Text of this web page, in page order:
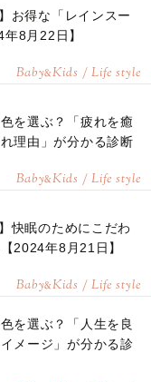
お得な「レインスー
8月22日】
Baby&Kids / Life style
を選ぶ？「疲れを癒
理由」が分かる診断
Baby&Kids / Life style
快眠のためにこだわ
2024年8月21日】
Baby&Kids / Life style
を選ぶ？「人生を良
メージ」が分かる診